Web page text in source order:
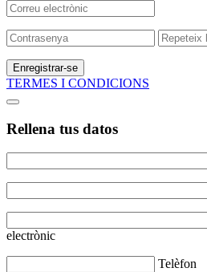
Enregistrar-se
TERMES I CONDICIONS
Rellena tus datos
electrònic
Telèfon